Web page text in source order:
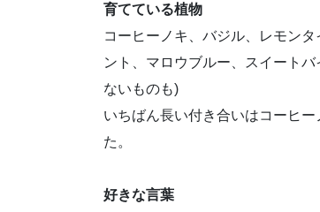
育てている植物
コーヒーノキ、バジル、レモン
ント、マロウブルー、スイート
ないものも)
いちばん長い付き合いはコーヒ
た。
好きな言葉